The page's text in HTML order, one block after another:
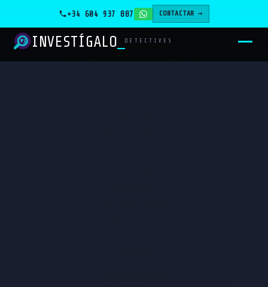
+34 604 937 887 CONTACTAR →
INVESTÍGALO DETECTIVES